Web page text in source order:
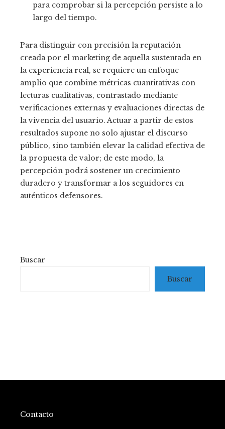
para comprobar si la percepción persiste a lo
largo del tiempo.
Para distinguir con precisión la reputación
creada por el marketing de aquella sustentada en
la experiencia real, se requiere un enfoque
amplio que combine métricas cuantitativas con
lecturas cualitativas, contrastado mediante
verificaciones externas y evaluaciones directas de
la vivencia del usuario. Actuar a partir de estos
resultados supone no solo ajustar el discurso
público, sino también elevar la calidad efectiva de
la propuesta de valor; de este modo, la
percepción podrá sostener un crecimiento
duradero y transformar a los seguidores en
auténticos defensores.
Buscar
Buscar
Contacto